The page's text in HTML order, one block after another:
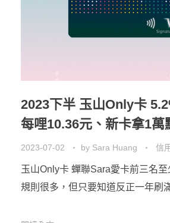
2023下半 玉山Only卡
每哩10.36元、新卡拿1萬
2023-07-02 by Sara Huang 信
玉山Only卡 蟬聯Sara愛卡前三名
規則很多，但只要知道反正一年刷